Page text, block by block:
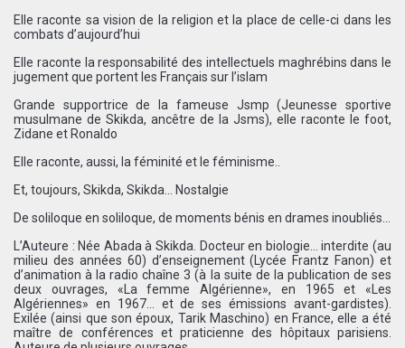
Elle raconte sa vision de la religion et la place de celle-ci dans les
combats d’aujourd’hui
Elle raconte la responsabilité des intellectuels maghrébins dans le
jugement que portent les Français sur l’islam
Grande supportrice de la fameuse Jsmp (Jeunesse sportive
musulmane de Skikda, ancêtre de la Jsms), elle raconte le foot,
Zidane et Ronaldo
Elle raconte, aussi, la féminité et le féminisme..
Et, toujours, Skikda, Skikda… Nostalgie
De soliloque en soliloque, de moments bénis en drames inoubliés…
L’Auteure : Née Abada à Skikda. Docteur en biologie… interdite (au
milieu des années 60) d’enseignement (Lycée Frantz Fanon) et
d’animation à la radio chaîne 3 (à la suite de la publication de ses
deux ouvrages, «La femme Algérienne», en 1965 et «Les
Algériennes» en 1967… et de ses émissions avant-gardistes).
Exilée (ainsi que son époux, Tarik Maschino) en France, elle a été
maître de conférences et praticienne des hôpitaux parisiens.